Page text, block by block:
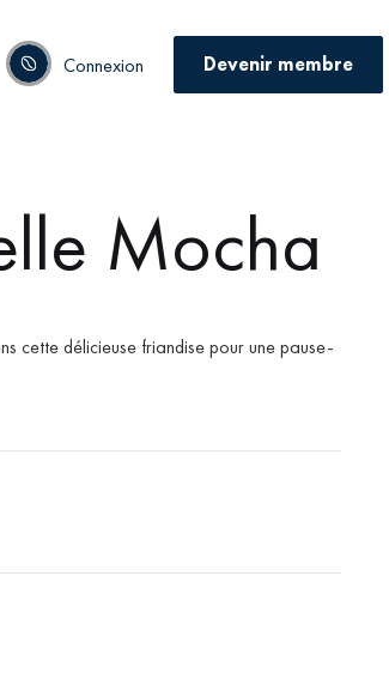
Connexion Devenir membre
Mocha
cette délicieuse friandise pour une pause-